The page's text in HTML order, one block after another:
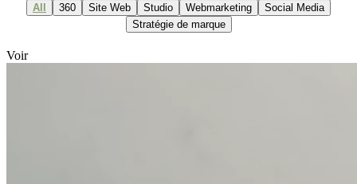
All 360 Site Web Studio Webmarketing
Social Media
Stratégie de marque
Voir